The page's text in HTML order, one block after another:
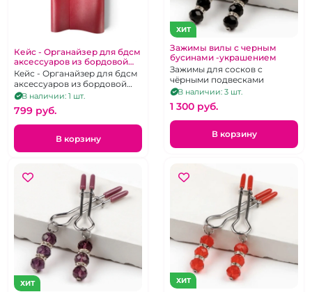
Кейс - Органайзер для бдсм
аксессуаров из бордовой
экокожи с золотой
фурнитурой
Кейс - Органайзер для бдсм
аксессуаров из бордовой
экокожи с золотой
фурнитурой
В наличии: 1 шт.
799 pуб.
В корзину
ХИТ
Зажимы вилы с черным
бусинами -украшением
Зажимы для сосков с
чёрными подвесками
В наличии: 3 шт.
1 300 pуб.
В корзину
ХИТ ХИТ